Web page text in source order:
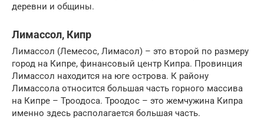
деревни и общины.
Лимассол, Кипр
Лимассол (Лемесос, Лимасол) – это второй по размеру
город на Кипре, финансовый центр Кипра. Провинция
Лимассол находится на юге острова. К району
Лимассола относится большая часть горного массива
на Кипре – Троодоса. Троодос – это жемчужина Кипра
именно здесь располагается большая часть.